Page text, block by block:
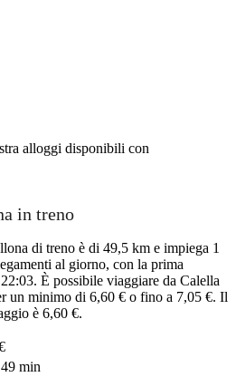
alloggi disponibili con
in treno
di treno è di 49,5 km e impiega 1
al giorno, con la prima
È possibile viaggiare da Calella
un minimo di 6,60 € o fino a 7,05 €. Il
è 6,60 €.
min